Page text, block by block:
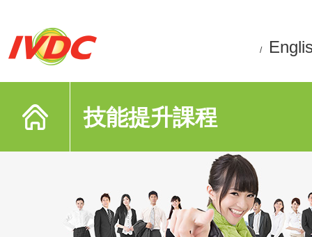
/
技能提升課程